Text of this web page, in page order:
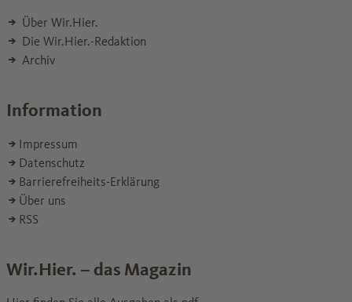
Über Wir.Hier.
Die Wir.Hier.-Redaktion
Archiv
Information
Impressum
Datenschutz
Barrierefreiheits-Erklärung
Über uns
RSS
Wir.Hier. – das Magazin